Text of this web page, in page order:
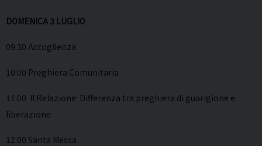
DOMENICA 3 LUGLIO
09:30 Accoglienza
10:00 Preghiera Comunitaria
11:00 II Relazione: Differenza tra preghiera di guarigione e
liberazione
12:00 Santa Messa